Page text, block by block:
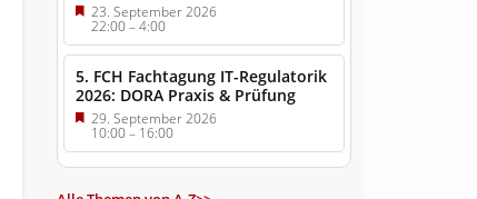
23. September 2026
22:00–4:00
5. FCH Fachtagung IT-Regulatorik
2026: DORA Praxis & Prüfung
29. September 2026
10:00– 16:00